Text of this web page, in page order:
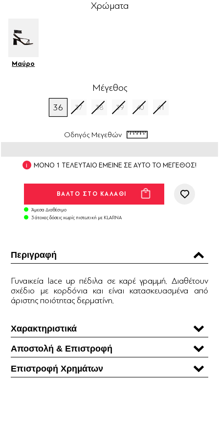
Χρώματα
Μαύρο
Μέγεθος
36 37 38 39 40 41
Οδηγός Μεγεθών
ΜΟΝΟ 1 ΤΕΛΕΥΤΑΙΟ ΕΜΕΙΝΕ ΣΕ ΑΥΤΟ ΤΟ ΜΕΓΕΘΟΣ!
Άμεσα Διαθέσιμο
3 άτοκες δόσεις χωρίς πιστωτική με KLARNA
Περιγραφή
Γυναικεία lace up πέδιλα σε καρέ γραμμή. Διαθέτουν
σχέδιο με κορδόνια και είναι κατασκευασμένα από
άριστης ποιότητας δερματίνη.
Χαρακτηριστικά
Αποστολή & Επιστροφή
Επιστροφή Χρηµάτων